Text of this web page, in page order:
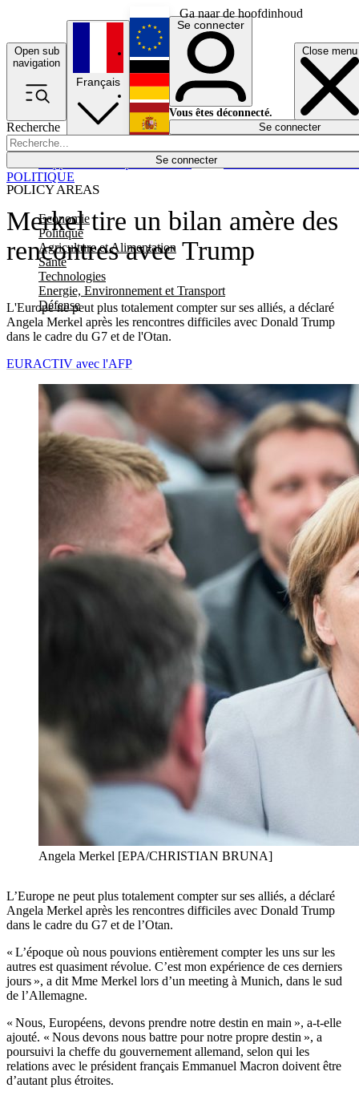
Ga naar de hoofdinhoud
Open sub
navigation
Close menu
Recherche
Se connecter
POLICY AREAS
Economie
Politique
Agriculture et Alimentation
Santé
Technologies
Energie, Environnement et Transport
Défense
Économie
Français
English
Deutsch
Español
Se connecter
Vous êtes déconnecté.
Se connecter
Merkel tire un bilan amère des
rencontres avec Trump
L'Europe ne peut plus totalement compter sur ses alliés, a déclaré
Angela Merkel après les rencontres difficiles avec Donald Trump
dans le cadre du G7 et de l'Otan.
POLITIQUE
EURACTIV avec l'AFP
Angela Merkel [EPA/CHRISTIAN BRUNA]
L’Europe ne peut plus totalement compter sur ses alliés, a déclaré
Angela Merkel après les rencontres difficiles avec Donald Trump
dans le cadre du G7 et de l’Otan.
« L’époque où nous pouvions entièrement compter les uns sur les
autres est quasiment révolue. C’est mon expérience de ces derniers
jours », a dit Mme Merkel lors d’un meeting à Munich, dans le sud
de l’Allemagne.
« Nous, Européens, devons prendre notre destin en main », a-t-elle
ajouté. « Nous devons nous battre pour notre propre destin », a
poursuivi la cheffe du gouvernement allemand, selon qui les
relations avec le président français Emmanuel Macron doivent être
d’autant plus étroites.